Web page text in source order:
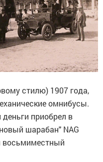
стилю) 1907 года,
омнибусы.
приобрел в
шарабан" NAG
восьмиместный